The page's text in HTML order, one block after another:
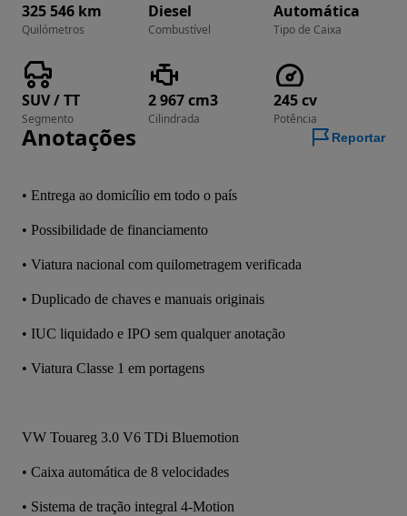
325 546 km
Quilómetros
Diesel
Combustível
Automática
Tipo de Caixa
SUV / TT
Segmento
2 967 cm3
Cilindrada
245 cv
Potência
Anotações Reportar
•⁠ ⁠Entrega ao domicílio em todo o país
•⁠ ⁠Possibilidade de financiamento
•⁠ ⁠Viatura nacional com quilometragem verificada
•⁠ ⁠Duplicado de chaves e manuais originais
•⁠ ⁠IUC liquidado e IPO sem qualquer anotação
•⁠ Viatura Classe 1 em portagens
VW Touareg 3.0 V6 TDi Bluemotion
•⁠ ⁠Caixa automática de 8 velocidades
•⁠ Sistema de tração integral 4-Motion